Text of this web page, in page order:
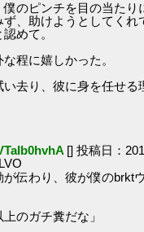
のピンチを目の当たり
、助けようとしてくれ
めて。
程に嬉しかった。
去り、彼に身を任せる
[] 投稿日：
伝わり、彼が僕のbrkt
のガチ糞だな」